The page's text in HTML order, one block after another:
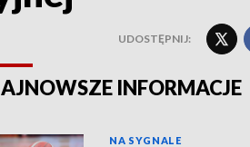
UDOSTĘPNIJ:
INFORMACJE
NA SYGNALE